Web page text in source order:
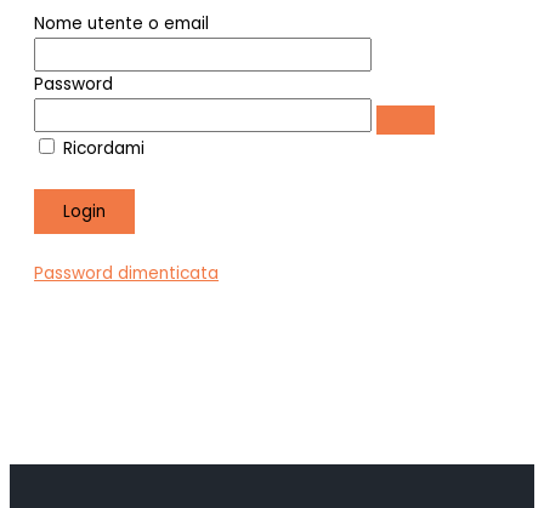
Nome utente o email
Password
Ricordami
Password dimenticata